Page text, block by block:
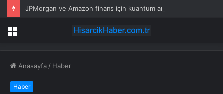
Menü
Anasayfa / Haber
Haber